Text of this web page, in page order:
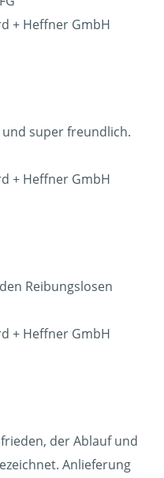
+ Heffner GmbH
super freundlich.
+ Heffner GmbH
Reibungslosen
+ Heffner GmbH
der Ablauf und
Anlieferung